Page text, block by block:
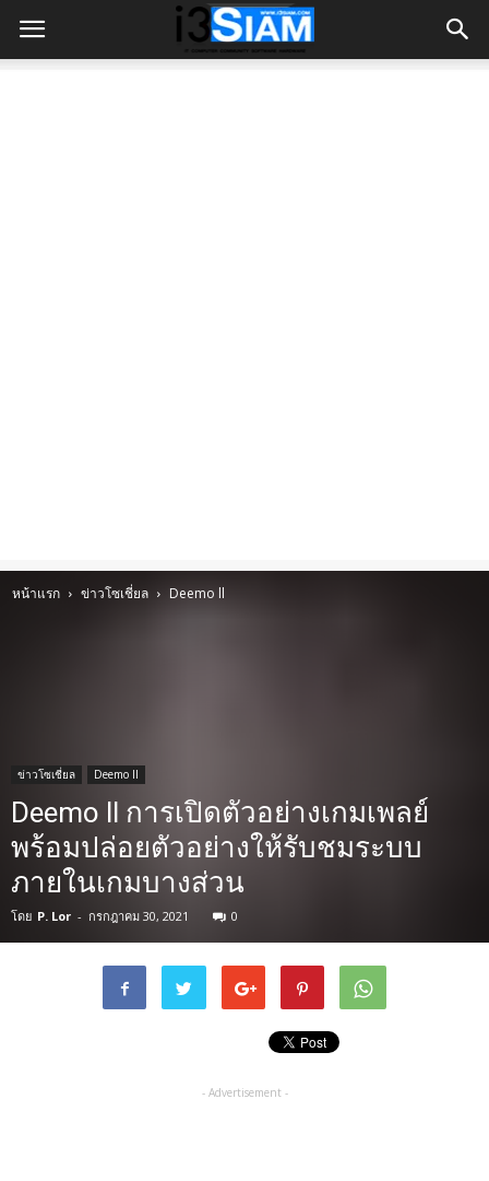
หน้าแรก ข่าวโซเชี่ยล Deemo ll
ข่าวโซเชี่ยล Deemo ll
Deemo ll การเปิดตัวอย่างเกมเพลย์
พร้อมปล่อยตัวอย่างให้รับชมระบบ
ภายในเกมบางส่วน
โดย P. Lor - กรกฎาคม 30, 2021 0
- Advertisement -